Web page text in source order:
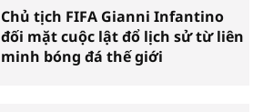
Chủ tịch FIFA Gianni Infantino
đối mặt cuộc lật đổ lịch sử từ liên
minh bóng đá thế giới